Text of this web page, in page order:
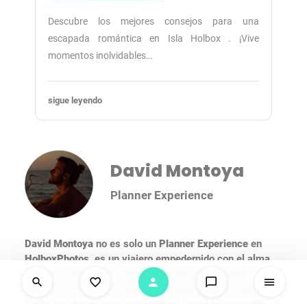
Descubre los mejores consejos para una
escapada romántica en Isla Holbox . ¡Vive
momentos inolvidables…
sigue leyendo
David Montoya
Planner Experience
David Montoya no es solo un Planner Experience en
HolboxPhotos , es un viajero empedernido con el alma
llena de aventuras y más de 10 años de recuerdos de
viaje en su mochila. Desde las montañas más altas